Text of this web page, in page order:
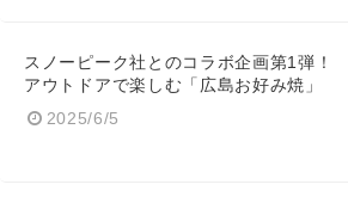
スノーピーク社とのコラボ企画第1弾！
アウトドアで楽しむ「広島お好み焼」
2025/6/5